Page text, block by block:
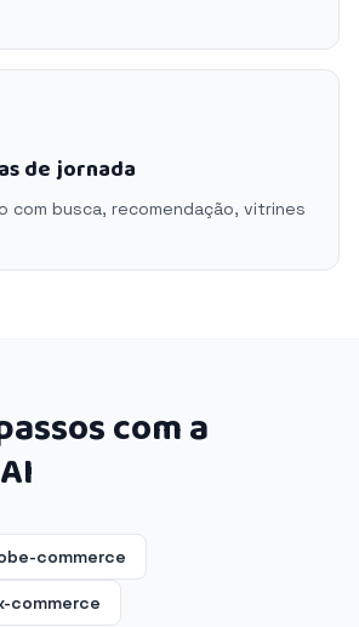
de jornada
com busca, recomendação, vitrines
com a
commerce
commerce